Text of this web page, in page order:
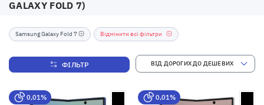
GALAXY FOLD 7)
0,01%
0,01%
Samsung Galaxy Fold 7 Відмінити всі фільтри
ФІЛЬТР